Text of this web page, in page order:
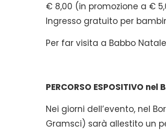
€ 8,00 (in promozione a €
Ingresso gratuito per
Per far visita a Babbo
PERCORSO ESPOSITIVO
Nei giorni dell’evento, nel
Gramsci) sarà allestito un